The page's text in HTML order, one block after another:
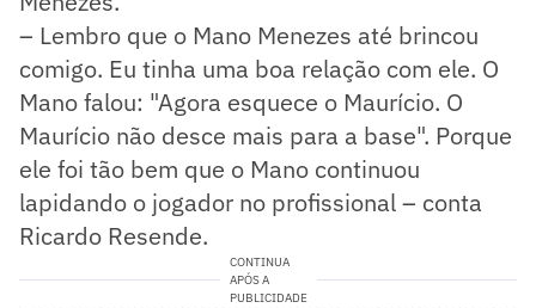
– Lembro que o Mano Menezes até brincou
comigo. Eu tinha uma boa relação com ele. O
Mano falou: "Agora esquece o Maurício. O
Maurício não desce mais para a base". Porque
ele foi tão bem que o Mano continuou
lapidando o jogador no profissional – conta
Ricardo Resende.
CONTINUA
APÓS A
PUBLICIDADE